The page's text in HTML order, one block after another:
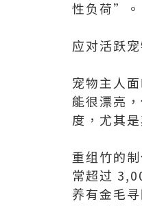
性负荷”。
应对活跃
宠物主人
能很漂亮
度，尤其
重组竹的
常超过
养有金毛